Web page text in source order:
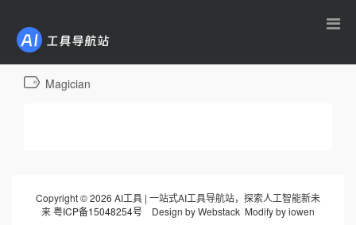
Magician
Copyright © 2026 AI工具 | 一站式AI工具导航站，探索人工智能新未
来粤ICP备15048254号 Design by Webstack Modify by iowen